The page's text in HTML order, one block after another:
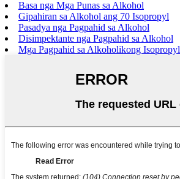
Basa nga Mga Punas sa Alkohol
Gipahiran sa Alkohol ang 70 Isopropyl
Pasadya nga Pagpahid sa Alkohol
Disimpektante nga Pagpahid sa Alkohol
Mga Pagpahid sa Alkoholikong Isopropyl